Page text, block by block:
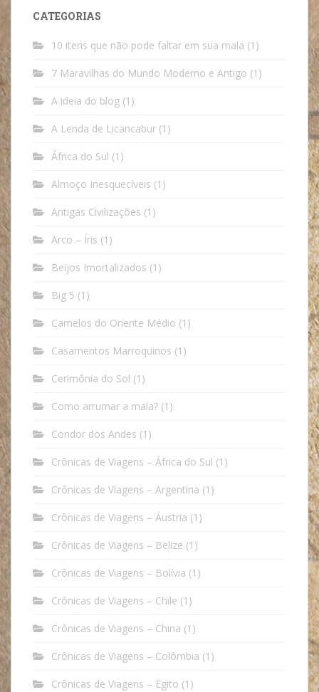
CATEGORIAS
10 itens que não pode faltar em sua mala (1)
7 Maravilhas do Mundo Moderno e Antigo (1)
A ideia do blog (1)
A Lenda de Licancabur (1)
África do Sul (1)
Almoço Inesquecíveis (1)
Antigas Civilizações (1)
Arco – Íris (1)
Beijos Imortalizados (1)
Big 5 (1)
Camelos do Oriente Médio (1)
Casamentos Marroquinos (1)
Cerimônia do Sol (1)
Como arrumar a mala? (1)
Condor dos Andes (1)
Crônicas de Viagens – África do Sul (1)
Crônicas de Viagens – Argentina (1)
Crônicas de Viagens – Áustria (1)
Crônicas de Viagens – Belize (1)
Crônicas de Viagens – Bolívia (1)
Crônicas de Viagens – Chile (1)
Crônicas de Viagens – China (1)
Crônicas de Viagens – Colômbia (1)
Crônicas de Viagens – Egito (1)